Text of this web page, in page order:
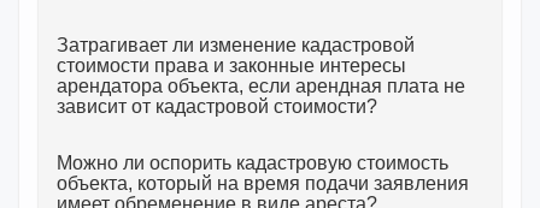
Затрагивает ли изменение кадастровой
стоимости права и законные интересы
арендатора объекта, если арендная плата не
зависит от кадастровой стоимости?
Можно ли оспорить кадастровую стоимость
объекта, который на время подачи заявления
имеет обременение в виде ареста?